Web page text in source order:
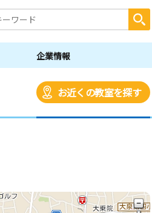
企業情報
お近くの教室を探す